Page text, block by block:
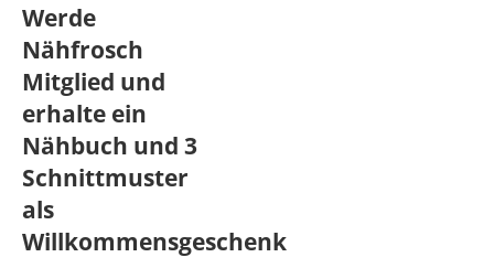
Werde
Nähfrosch
Mitglied und
erhalte ein
Nähbuch und 3
Schnittmuster
als
Willkommensgeschenk